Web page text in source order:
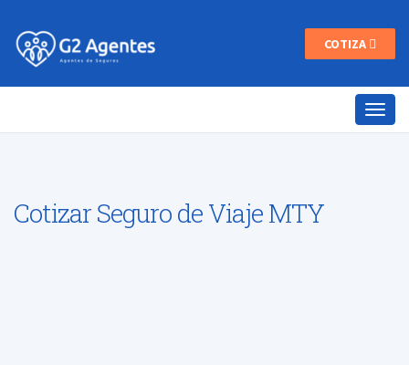
COTIZA
Cotizar Seguro de Viaje MTY